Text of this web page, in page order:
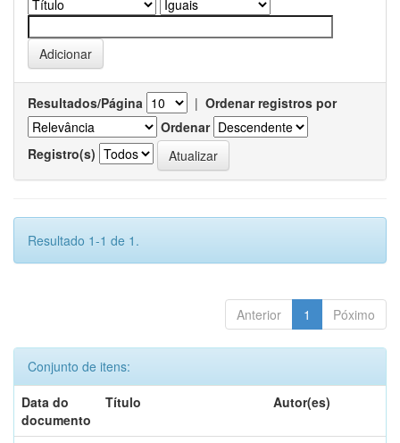
Resultados/Página | Ordenar registros por
Ordenar
Registro(s)
Resultado 1-1 de 1.
Anterior 1 Póximo
Conjunto de itens:
Data do
documento
Título Autor(es)